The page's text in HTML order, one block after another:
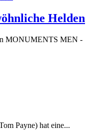
Helden
MONUMENTS MEN -
Payne) hat eine...